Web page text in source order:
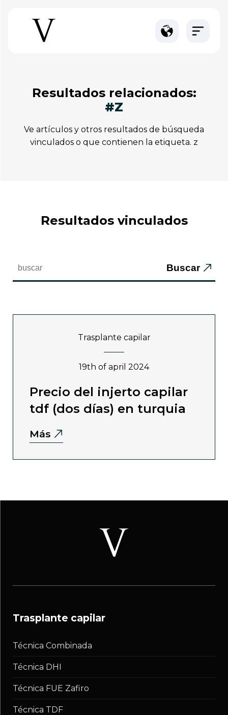
resultados relacionados:
#z
ve artículos y otros resultados de búsqueda
vinculados o que contienen la etiqueta. z
resultados vinculados
Buscar
trasplante capilar
19th of april 2024
precio del injerto capilar
tdf (dos días) en turquia
Más
trasplante capilar
Técnica Combinada
Técnica DHI
Técnica FUE Zafiro
Técnica TDF